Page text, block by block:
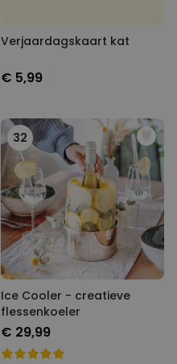
Verjaardagskaart kat
€ 5,99
32
Ice Cooler - creatieve
flessenkoeler
€ 29,99